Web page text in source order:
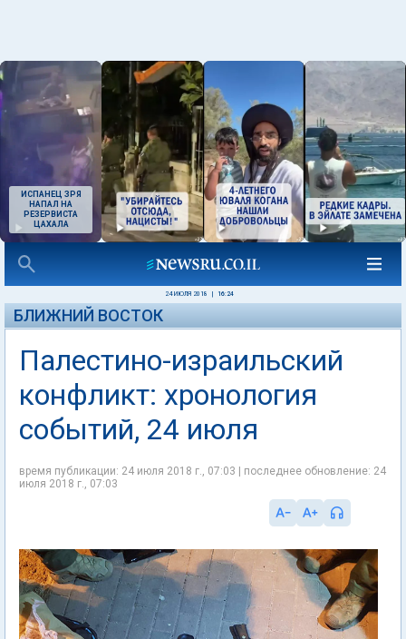
ИСПАНЕЦ ЗРЯ
НАПАЛ НА
РЕЗЕРВИСТА
ЦАХАЛА
24 ИЮЛЯ 2018 16:24
БЛИЖНИЙ ВОСТОК
Палестино-израильский
конфликт: хронология
событий, 24 июля
время публикации: 24 июля 2018 г., 07:03 | последнее обновление: 24
июля 2018 г., 07:03